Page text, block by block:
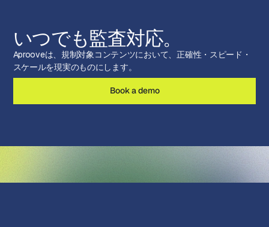
いつでも監査対応。
Aprooveは、規制対象コンテンツにおいて、正確性・スピード・
スケールを現実のものにします。
Book a demo